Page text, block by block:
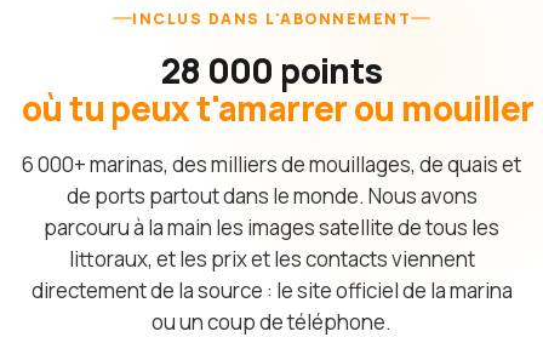
INCLUS DANS L'ABONNEMENT
28 000 points
où tu peux t'amarrer ou mouiller
6 000+ marinas, des milliers de mouillages, de quais et
de ports partout dans le monde. Nous avons
parcouru à la main les images satellite de tous les
littoraux, et les prix et les contacts viennent
directement de la source : le site officiel de la marina
ou un coup de téléphone.